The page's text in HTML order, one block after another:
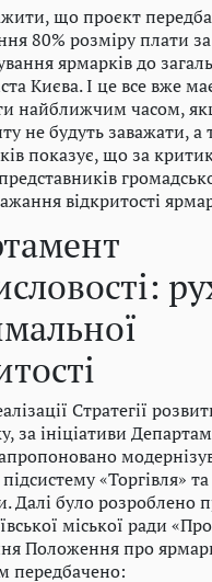
що проєкт
80% розміру плати
ярмарків до
Києва. І це все вже
найближчим часом,
не будуть заважати, а
показує, що за
відкритості
Стратегії
за ініціативи
«Торгівля»
Далі було розроблено
міської ради «Про
Положення про
передбачено: